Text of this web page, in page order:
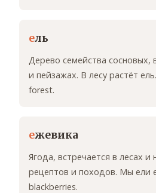
ель
Дерево семейства сосновых,
и пейзажах. В лесу растёт
forest.
ежевика
Ягода, встречается в лесах и
рецептов и походов. Мы ели
blackberries.